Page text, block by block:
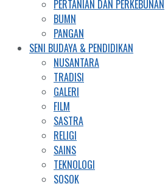
PERTANIAN DAN PERKEBUNAN
BUMN
PANGAN
SENI BUDAYA & PENDIDIKAN
NUSANTARA
TRADISI
GALERI
FILM
SASTRA
RELIGI
SAINS
TEKNOLOGI
SOSOK